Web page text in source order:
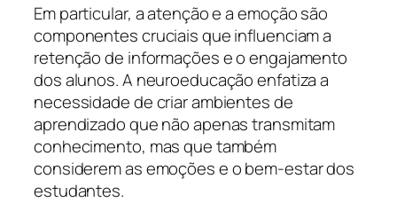
Em particular, a atenção e a emoção são
componentes cruciais que influenciam a
retenção de informações e o engajamento
dos alunos. A neuroeducação enfatiza a
necessidade de criar ambientes de
aprendizado que não apenas transmitam
conhecimento, mas que também
considerem as emoções e o bem-estar dos
estudantes.